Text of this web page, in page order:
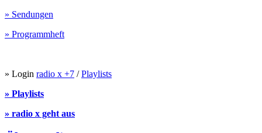
» Sendungen
» Programmheft
» Login radio x +7 /Playlists
» Playlists
» radio x geht aus